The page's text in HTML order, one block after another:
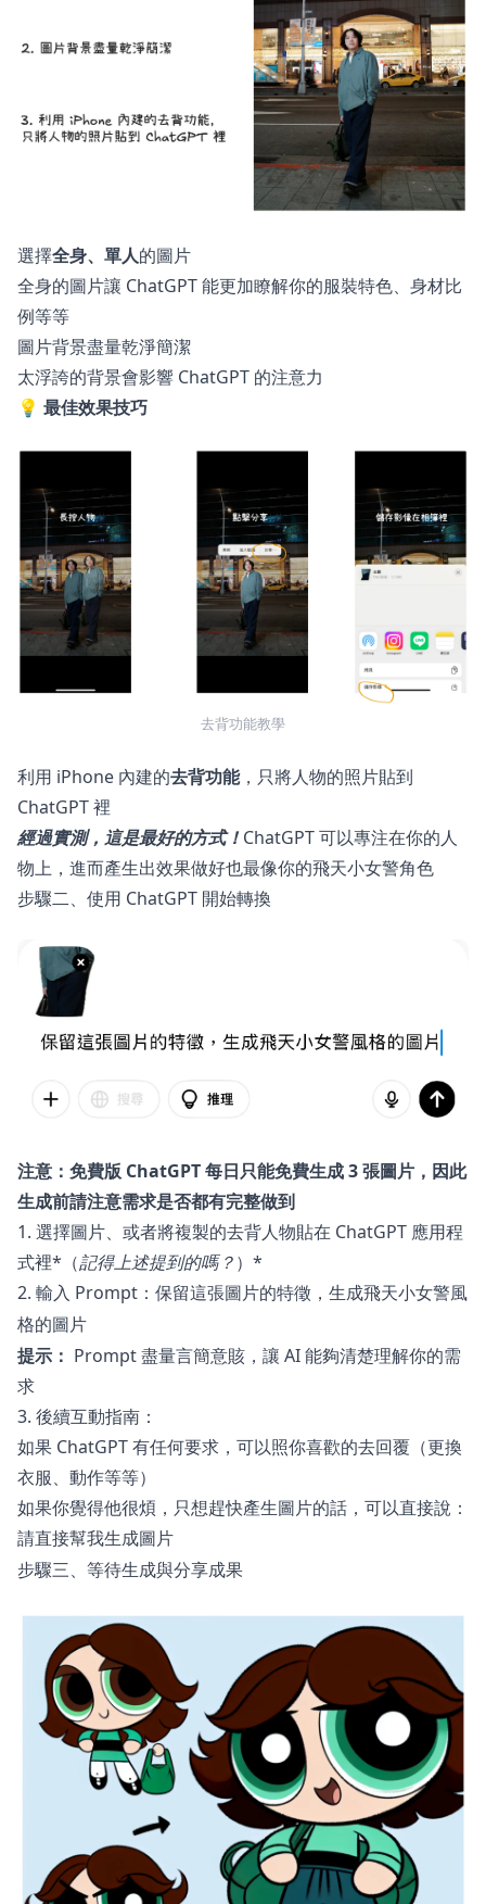
選擇全身、單人的圖片
全身的圖片讓 ChatGPT 能更加瞭解你的服裝特色、身材比
例等等
圖片背景盡量乾淨簡潔
太浮誇的背景會影響 ChatGPT 的注意力
💡 最佳效果技巧
去背功能教學
利用 iPhone 內建的去背功能，只將人物的照片貼到
ChatGPT 裡
經過實測，這是最好的方式！ChatGPT 可以專注在你的人
物上，進而產生出效果做好也最像你的飛天小女警角色
步驟二、使用 ChatGPT 開始轉換
注意：免費版 ChatGPT 每日只能免費生成 3 張圖片，因此
生成前請注意需求是否都有完整做到
1. 選擇圖片、或者將複製的去背人物貼在 ChatGPT 應用程
式裡*（記得上述提到的嗎？）*
2. 輸入 Prompt： 保留這張圖片的特徵，生成飛天小女警風
格的圖片
提示： Prompt 盡量言簡意賅，讓 AI 能夠清楚理解你的需
求
3. 後續互動指南：
如果 ChatGPT 有任何要求，可以照你喜歡的去回覆（更換
衣服、動作等等）
如果你覺得他很煩，只想趕快產生圖片的話，可以直接說：
請直接幫我生成圖片
步驟三、等待生成與分享成果